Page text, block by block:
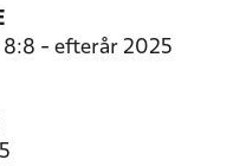
8:8 - efterår 2025